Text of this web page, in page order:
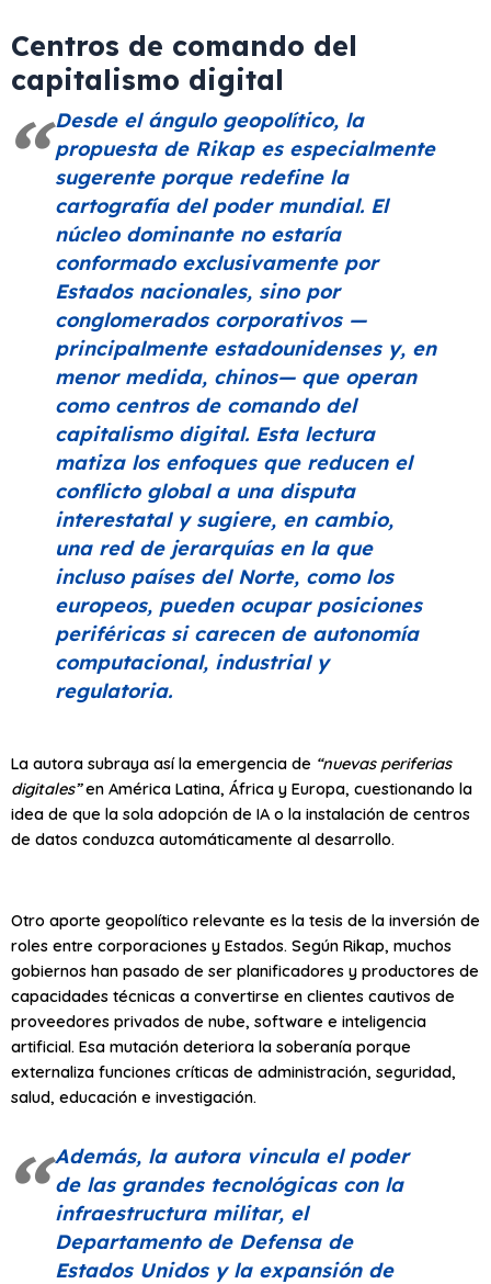
Centros de comando del
capitalismo digital
Desde el ángulo geopolítico, la
propuesta de Rikap es especialmente
sugerente porque redefine la
cartografía del poder mundial. El
núcleo dominante no estaría
conformado exclusivamente por
Estados nacionales, sino por
conglomerados corporativos —
principalmente estadounidenses y, en
menor medida, chinos— que operan
como centros de comando del
capitalismo digital. Esta lectura
matiza los enfoques que reducen el
conflicto global a una disputa
interestatal y sugiere, en cambio,
una red de jerarquías en la que
incluso países del Norte, como los
europeos, pueden ocupar posiciones
periféricas si carecen de autonomía
computacional, industrial y
regulatoria.
La autora subraya así la emergencia de “nuevas periferias
digitales”en América Latina, África y Europa, cuestionando la
idea de que la sola adopción de IA o la instalación de centros
de datos conduzca automáticamente al desarrollo.
Otro aporte geopolítico relevante es la tesis de la inversión de
roles entre corporaciones y Estados. Según Rikap, muchos
gobiernos han pasado de ser planificadores y productores de
capacidades técnicas a convertirse en clientes cautivos de
proveedores privados de nube, software e inteligencia
artificial. Esa mutación deteriora la soberanía porque
externaliza funciones críticas de administración, seguridad,
salud, educación e investigación.
Además, la autora vincula el poder
de las grandes tecnológicas con la
infraestructura militar, el
Departamento de Defensa de
Estados Unidos y la expansión de